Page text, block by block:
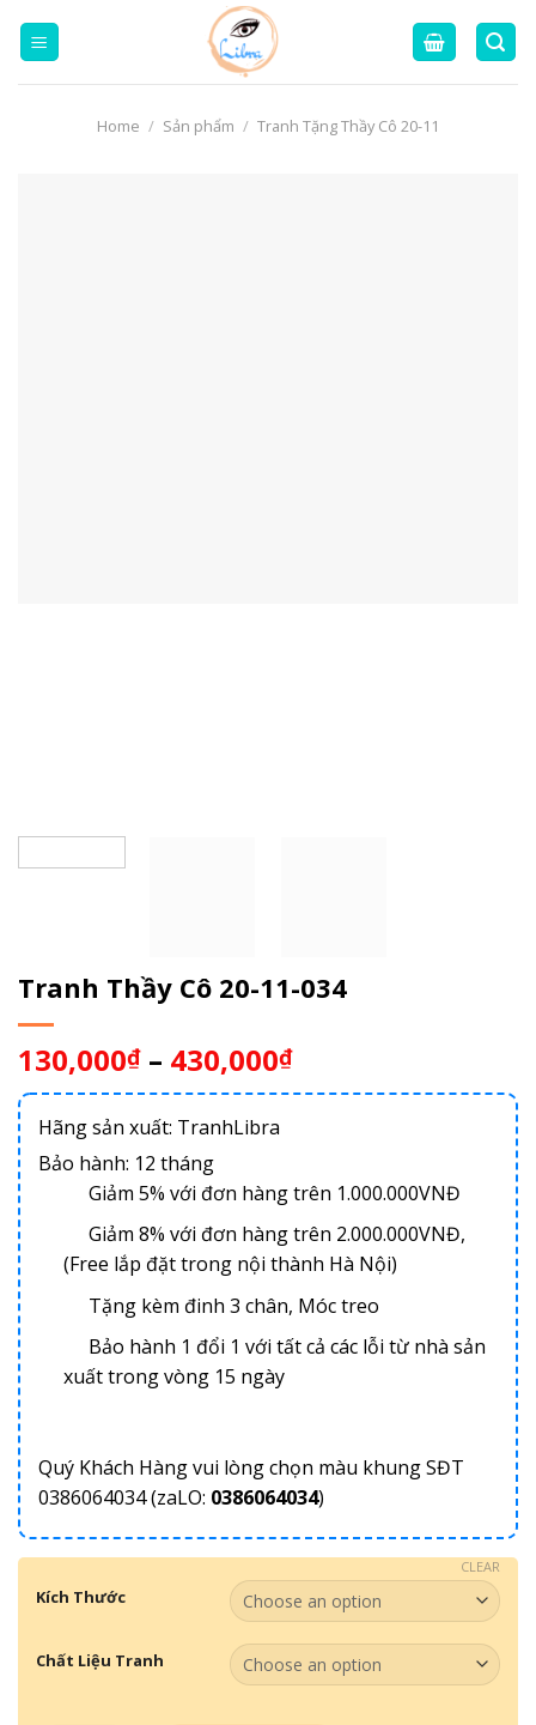
Home / Sản phẩm / Tranh Tặng Thầy Cô 20-11
Tranh Thầy Cô 20-11-034
130,000₫ – 430,000₫
Hãng sản xuất: TranhLibra
Bảo hành: 12 tháng
Giảm 5% với đơn hàng trên 1.000.000VNĐ
Giảm 8% với đơn hàng trên 2.000.000VNĐ,
(Free lắp đặt trong nội thành Hà Nội)
Tặng kèm đinh 3 chân, Móc treo
Bảo hành 1 đổi 1 với tất cả các lỗi từ nhà sản
xuất trong vòng 15 ngày
Quý Khách Hàng vui lòng chọn màu khung SĐT
0386064034 (zaLO: 0386064034)
Kích Thước
Chất Liệu Tranh
CLEAR